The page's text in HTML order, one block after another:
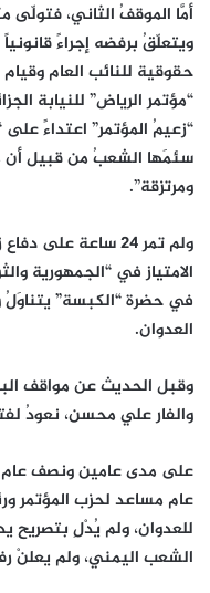
أمَّا الموقفُ الثاني،
ويتعلّقُ برفضه إجراءً
حقوقية للنائب العام
“مؤتمر الرياض” للنيابة
“زعيمُ المؤتمر” اعتداءً
سئمَها الشعبُ من قبيل أن
ومرتزقة”.
ولم تمر 24 ساعة
الامتياز في “الجمهورية
في حضرة “الكبسة” يتناوَلُ
العدوان.
وقبل الحديث عن مواقف
والفار علي محسن، نعودُ
على مدى عامين ونصف عام
عام مساعد لحزب المؤتمر
للعدوان، ولم يُدْلِ بتصريح
الشعب اليمني، ولم يعلنْ